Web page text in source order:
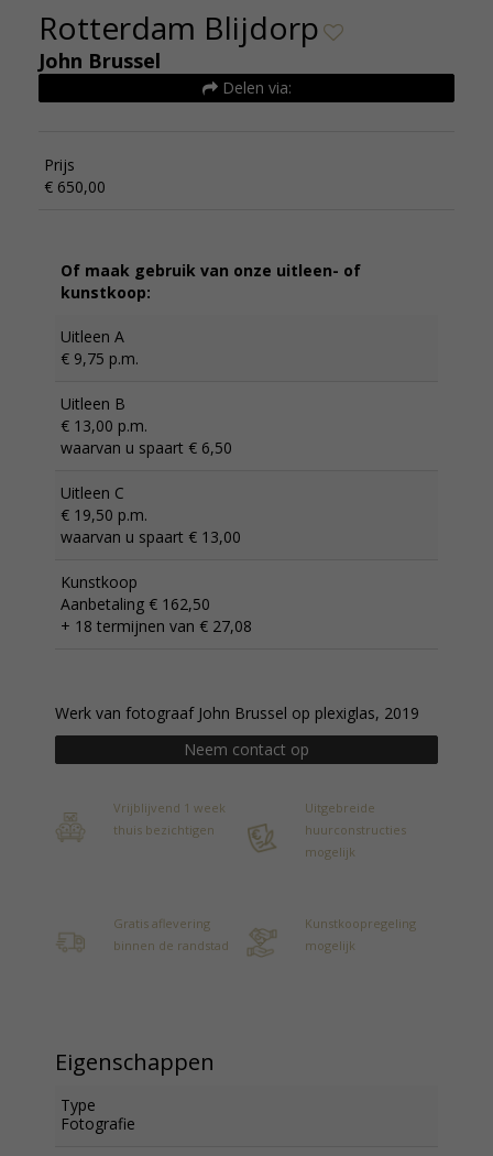
Rotterdam Blijdorp
John Brussel
Delen via:
Prijs
€ 650,00
Of maak gebruik van onze uitleen- of
kunstkoop:
Uitleen A
€ 9,75 p.m.
Uitleen B
€ 13,00 p.m.
waarvan u spaart € 6,50
Uitleen C
€ 19,50 p.m.
waarvan u spaart € 13,00
Kunstkoop
Aanbetaling € 162,50
+ 18 termijnen van € 27,08
Werk van fotograaf John Brussel op plexiglas, 2019
Neem contact op
Vrijblijvend 1 week
thuis bezichtigen
Uitgebreide
huurconstructies
mogelijk
Gratis aflevering
binnen de randstad
Kunstkoopregeling
mogelijk
Eigenschappen
Type
Fotografie